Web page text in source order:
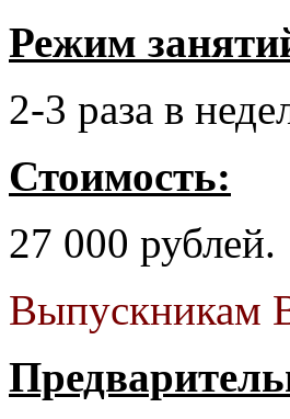
Режим
2-3 раза в
Стоимость:
27 000 рублей.
Выпускникам